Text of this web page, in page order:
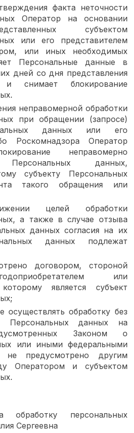
факта неточности
Оператор на основании
субъектом
или его представителем
или иных необходимых
Персональные данные в
дней со дня представления
снимает блокирование
неправомерной обработки
при обращении (запросе)
данных или его
Роскомнадзора Оператор
неправомерно
Персональных данных,
субъекту Персональных
такого обращения или
целей обработки
а также в случае отзыва
данных согласия на их
данных подлежат
договором, стороной
или
является субъект
осуществлять обработку без
Персональных данных на
Законом о
или иными федеральными
предусмотрено другим
Оператором и субъектом
обработку персональных
Сергеевна